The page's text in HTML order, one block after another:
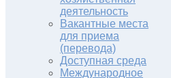
деятельность
Вакантные места
для приема
(перевода)
Доступная среда
Международное